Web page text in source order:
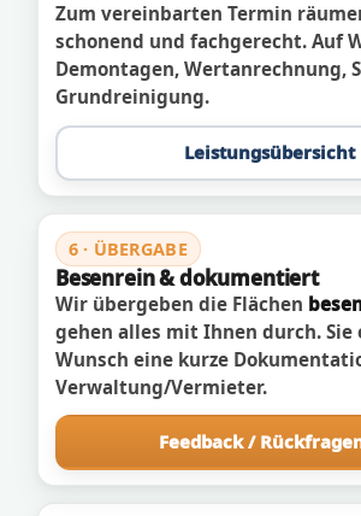
Zum vereinbarten Termin
schonend und fachgerecht. Auf
Demontagen, Wertanrechnung,
Grundreinigung.
Leistungsübersicht
6 · ÜBERGABE
Besenrein & dokumentiert
Wir übergeben die Flächen
gehen alles mit Ihnen durch.
Wunsch eine kurze
Verwaltung/Vermieter.
Feedback /